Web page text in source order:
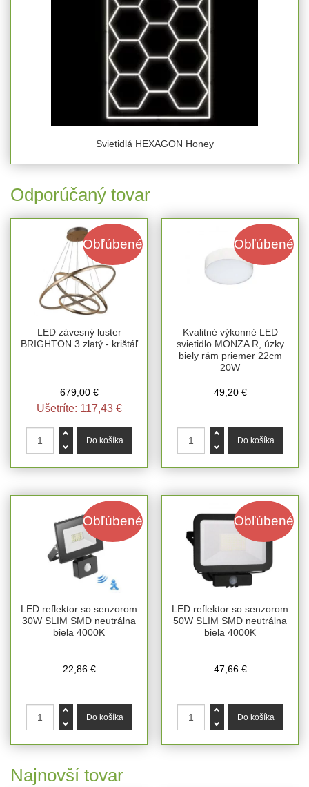
Svietidlá HEXAGON Honey
Odporúčaný tovar
Obľúbené
LED závesný luster
BRIGHTON 3 zlatý - krištáľ
679,00 €
Ušetríte: 117,43 €
Obľúbené
Kvalitné výkonné LED
svietidlo MONZA R, úzky
biely rám priemer 22cm
20W
49,20 €
Obľúbené
LED reflektor so senzorom
30W SLIM SMD neutrálna
biela 4000K
22,86 €
Obľúbené
LED reflektor so senzorom
50W SLIM SMD neutrálna
biela 4000K
47,66 €
Najnovší tovar